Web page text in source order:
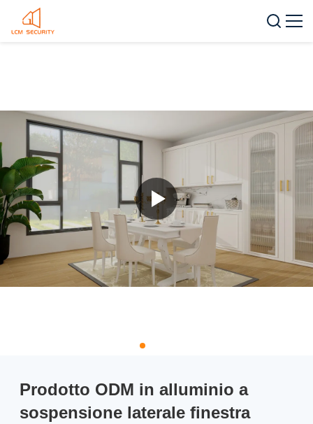
Prodotto ODM in alluminio a
sospensione laterale finestra